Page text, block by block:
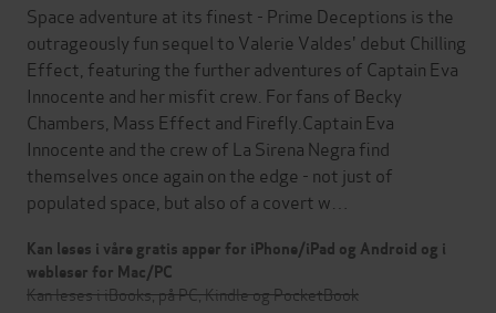
Space adventure at its finest - Prime Deceptions is the
outrageously fun sequel to Valerie Valdes' debut Chilling
Effect, featuring the further adventures of Captain Eva
Innocente and her misfit crew. For fans of Becky
Chambers, Mass Effect and Firefly.Captain Eva
Innocente and the crew of La Sirena Negra find
themselves once again on the edge - not just of
populated space, but also of a covert w…
Kan leses i våre gratis apper for iPhone/iPad og Android og i
webleser for Mac/PC
Kan leses i iBooks, på PC, Kindle og PocketBook